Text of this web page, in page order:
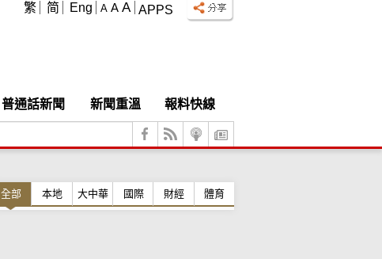
APPS
A A A
繁 简 Eng
普通話新聞 新聞重溫
報料快線
全部 本地 大中華 國際 財經 體育